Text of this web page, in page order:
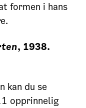
formen i hans
, 1938.
kan du se
opprinnelig